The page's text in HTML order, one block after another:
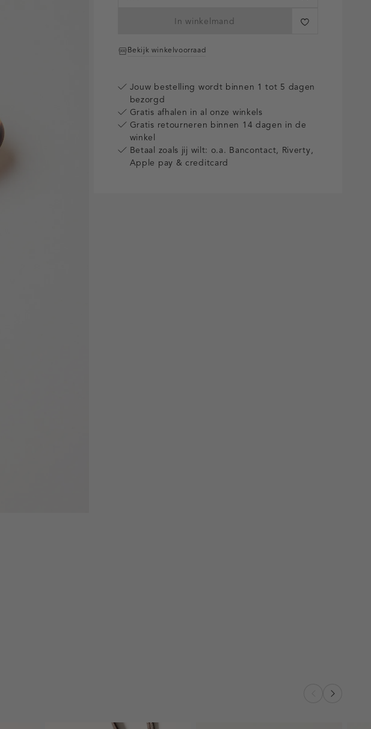
In winkelmand
Bekijk winkelvoorraad
Jouw bestelling wordt binnen 1 tot 5 dagen
bezorgd
Gratis afhalen in al onze winkels
Gratis retourneren binnen 14 dagen in de
winkel
Betaal zoals jij wilt: o.a. Bancontact, Riverty,
Apple pay & creditcard